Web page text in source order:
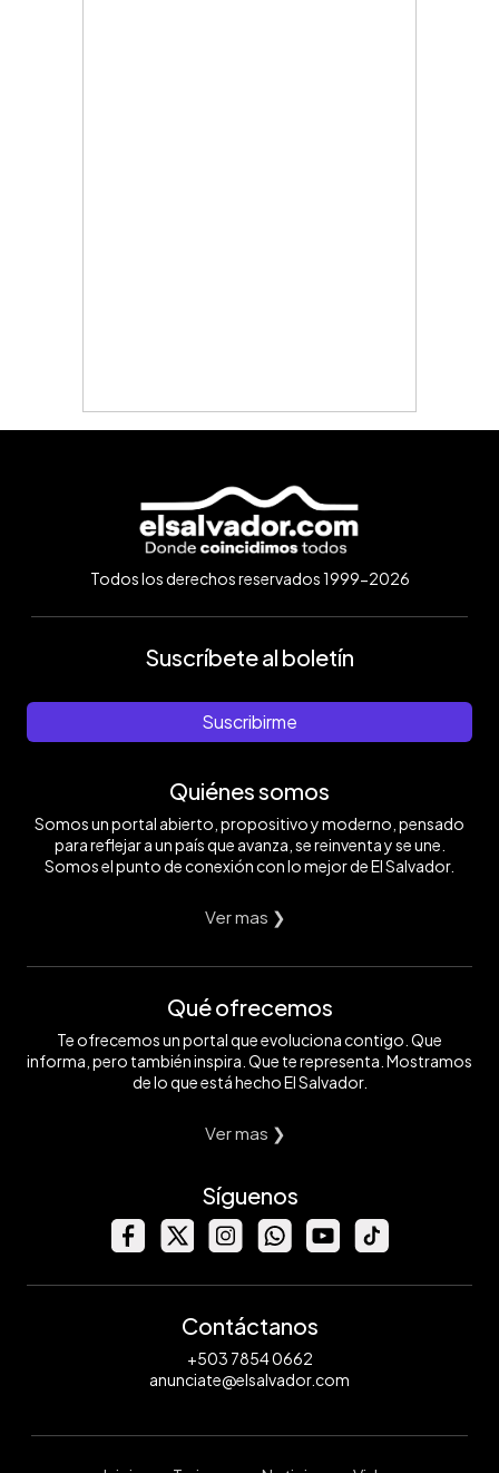
Todos los derechos reservados 1999-2026
Suscríbete al boletín
Suscribirme
Quiénes somos
Somos un portal abierto, propositivo y moderno, pensado
para reflejar a un país que avanza, se reinventa y se une.
Somos el punto de conexión con lo mejor de El Salvador.
Ver mas ❯
Qué ofrecemos
Te ofrecemos un portal que evoluciona contigo. Que
informa, pero también inspira. Que te representa. Mostramos
de lo que está hecho El Salvador.
Ver mas ❯
Síguenos
Contáctanos
+503 7854 0662
anunciate@elsalvador.com